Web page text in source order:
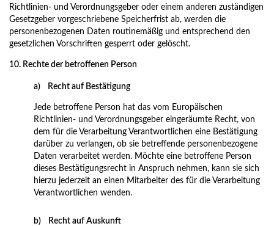
Richtlinien- und Verordnungsgeber oder einem anderen zuständigen
Gesetzgeber vorgeschriebene Speicherfrist ab, werden die
personenbezogenen Daten routinemäßig und entsprechend den
gesetzlichen Vorschriften gesperrt oder gelöscht.
10. Rechte der betroffenen Person
a) Recht auf Bestätigung
Jede betroffene Person hat das vom Europäischen
Richtlinien- und Verordnungsgeber eingeräumte Recht, von
dem für die Verarbeitung Verantwortlichen eine Bestätigung
darüber zu verlangen, ob sie betreffende personenbezogene
Daten verarbeitet werden. Möchte eine betroffene Person
dieses Bestätigungsrecht in Anspruch nehmen, kann sie sich
hierzu jederzeit an einen Mitarbeiter des für die Verarbeitung
Verantwortlichen wenden.
b) Recht auf Auskunft